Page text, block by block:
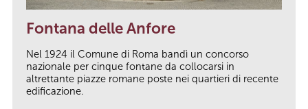
Fontana delle Anfore
Nel 1924 il Comune di Roma bandì un concorso
nazionale per cinque fontane da collocarsi in
altrettante piazze romane poste nei quartieri di recente
edificazione.